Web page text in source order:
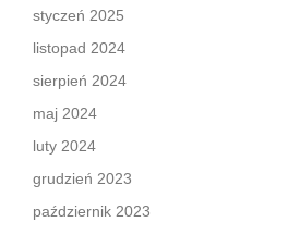
styczeń 2025
listopad 2024
sierpień 2024
maj 2024
luty 2024
grudzień 2023
październik 2023